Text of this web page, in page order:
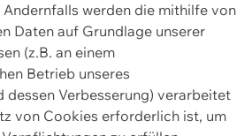
werden die mithilfe von
Daten auf Grundlage unserer
(z.B. an einem
Betrieb unseres
dessen Verbesserung) verarbeitet
von Cookies erforderlich ist, um